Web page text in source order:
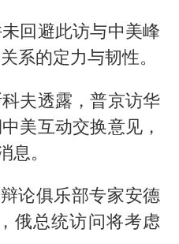
回避此访与中美峰
系的定力与韧性。
夫透露，普京访华
美互动交换意见，
息。
论俱乐部专家安德
俄总统访问将考虑